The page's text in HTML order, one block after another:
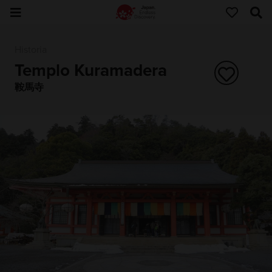
Templo Kuramadera
鞍馬寺